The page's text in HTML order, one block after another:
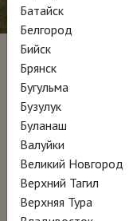
Мир
Эндрю Уайет
известных, но
американских
Батайск
Белгород
Бийск
Брянск
Бугульма
Бузулук
Буланаш
Валуйки
Великий Новгород
Верхний Тагил
Верхняя Тура